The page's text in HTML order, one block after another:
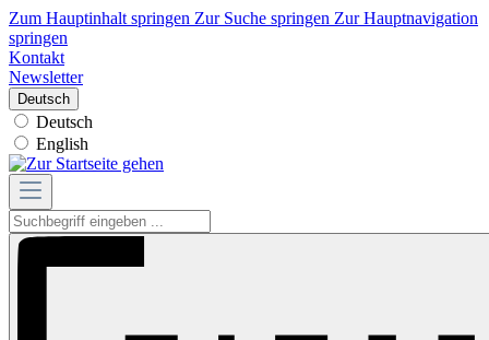
Zum Hauptinhalt springen Zur Suche springen Zur Hauptnavigation
springen
Kontakt
Newsletter
Deutsch
Deutsch
English